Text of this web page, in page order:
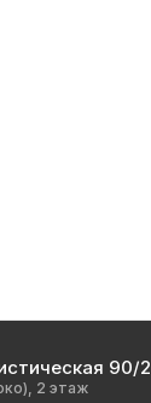
90/2
2 этаж